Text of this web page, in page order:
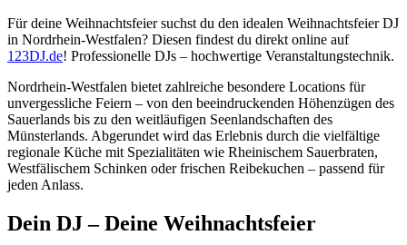
Für deine Weihnachtsfeier suchst du den idealen Weihnachtsfeier DJ
in Nordrhein-Westfalen? Diesen findest du direkt online auf
123DJ.de! Professionelle DJs – hochwertige Veranstaltungstechnik.
Nordrhein-Westfalen bietet zahlreiche besondere Locations für
unvergessliche Feiern – von den beeindruckenden Höhenzügen des
Sauerlands bis zu den weitläufigen Seenlandschaften des
Münsterlands. Abgerundet wird das Erlebnis durch die vielfältige
regionale Küche mit Spezialitäten wie Rheinischem Sauerbraten,
Westfälischem Schinken oder frischen Reibekuchen – passend für
jeden Anlass.
Dein DJ – Deine Weihnachtsfeier